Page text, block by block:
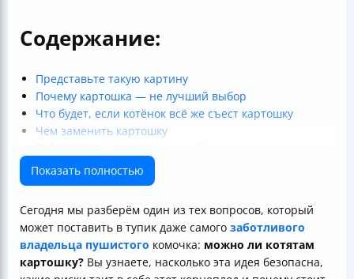
Содержание:
Представьте такую картину
Почему картошка — не лучший выбор
Что будет, если котёнок всё же съест картошку
Чем заменить картошку
Итог
Полезные ссылки
Показать полностью
Сегодня мы разберём один из тех вопросов, который
может поставить в тупик даже самого заботливого
владельца пушистого комочка: можно ли котятам
картошку? Вы узнаете, насколько эта идея безопасна,